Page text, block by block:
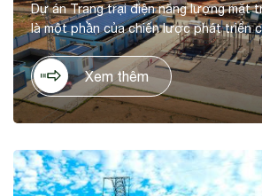
Dự án Trang trại điện năng lượng mặt
là một phần của chiến lược phát triển
trong lĩnh vực năng lượng tái tạo, tại
tỉnh Ninh Thuận. Dự án có tổng mức
đồng, trên diện tích 60ha, với công
cho sản lượng điện dự kiến hằng năm
Xem thêm